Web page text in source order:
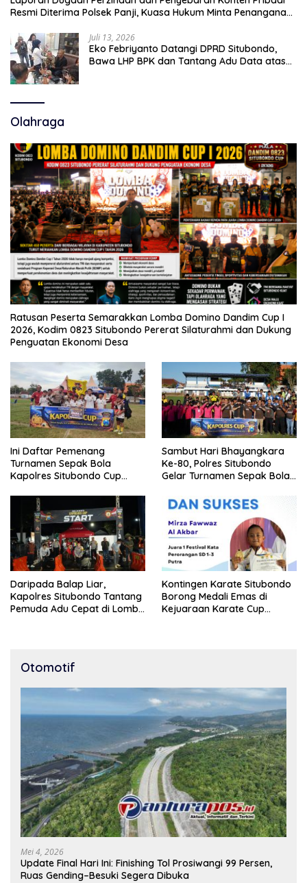
Resmi Diterima Polsek Panji, Kuasa Hukum Minta Penanganan
Juli 13, 2026
Eko Febriyanto Datangi DPRD Situbondo,
Bawa LHP BPK dan Tantang Adu Data atas
Olahraga
Ratusan Peserta Semarakkan Lomba Domino Dandim Cup I
2026, Kodim 0823 Situbondo Pererat Silaturahmi dan Dukung
Penguatan Ekonomi Desa
Ini Daftar Pemenang
Turnamen Sepak Bola
Kapolres Situbondo Cup
10 Tahun
Sambut Hari Bhayangkara
Ke-80, Polres Situbondo
Gelar Turnamen Sepak Bola
Daripada Balap Liar,
Kapolres Situbondo Tantang
Pemuda Adu Cepat di Lomba
Kontingen Karate Situbondo
Borong Medali Emas di
Kejuaraan Karate Cup
Otomotif
Mei 4, 2026
Update Final Hari Ini: Finishing Tol Prosiwangi 99 Persen,
Ruas Gending–Besuki Segera Dibuka